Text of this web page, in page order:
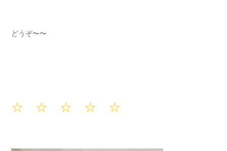
どうぞ〜〜
☆ ☆ ☆ ☆ ☆